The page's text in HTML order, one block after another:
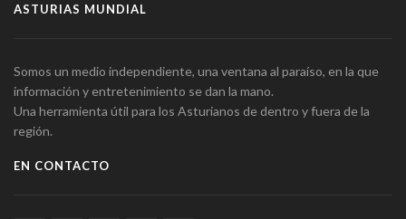
ASTURIAS MUNDIAL
Somos un medio independiente, una ventana al paraíso, en la que
información y entretenimiento se dan la mano.
Una herramienta útil para los Asturianos de dentro y fuera de la
región.
EN CONTACTO